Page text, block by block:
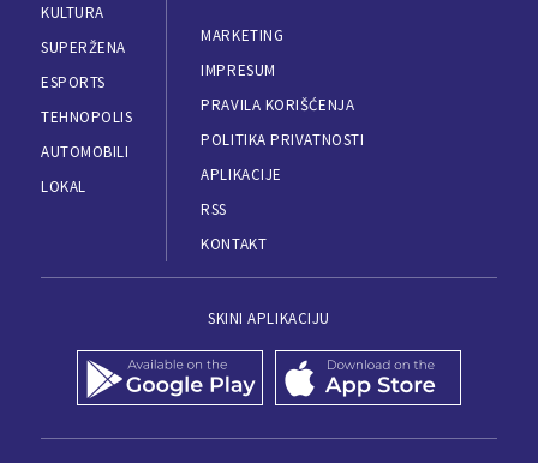
KULTURA
SUPERŽENA
ESPORTS
TEHNOPOLIS
AUTOMOBILI
LOKAL
MARKETING
IMPRESUM
PRAVILA KORIŠĆENJA
POLITIKA PRIVATNOSTI
APLIKACIJE
RSS
KONTAKT
SKINI APLIKACIJU